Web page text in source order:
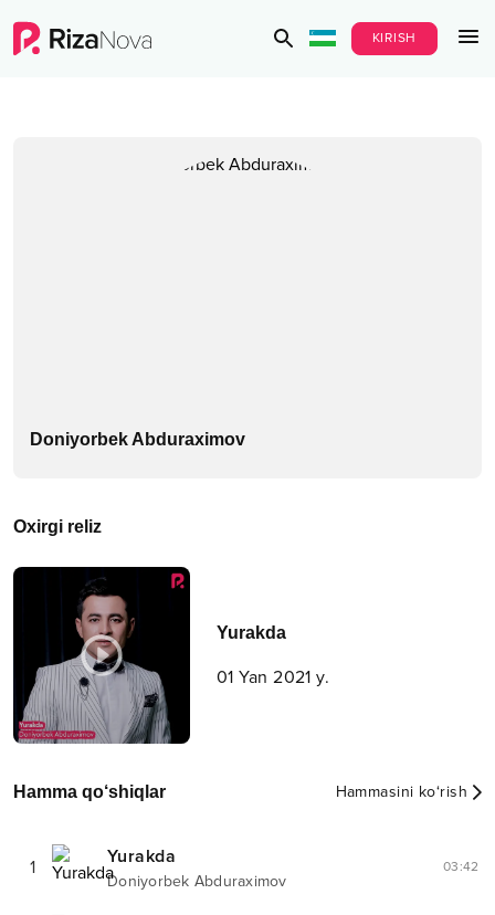
KIRISH
Doniyorbek Abduraximov
Oxirgi reliz
Yurakda
01 Yan 2021 y.
Hamma qo‘shiqlar Hammasini ko‘rish
1 Yurakda
Doniyorbek Abduraximov
03:42